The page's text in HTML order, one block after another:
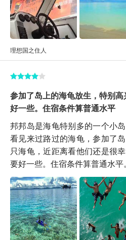
理想国之住人
参加了岛上的海龟放生，特别
好一些。住宿条件算普通水平
邦邦岛是海龟特别多的一个小
看见来过路过的海龟，参加了
只海龟，近距离看他们还是很
要好一些。住宿条件算普通水